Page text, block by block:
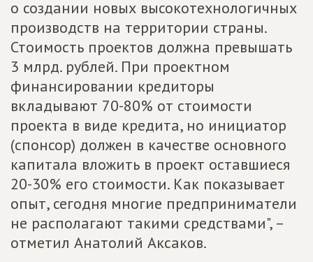
о создании новых высокотехнологичных
производств на территории страны.
Стоимость проектов должна превышать
3 млрд. рублей. При проектном
финансировании кредиторы
вкладывают 70-80% от стоимости
проекта в виде кредита, но инициатор
(спонсор) должен в качестве основного
капитала вложить в проект оставшиеся
20-30% его стоимости. Как показывает
опыт, сегодня многие предприниматели
не располагают такими средствами", –
отметил Анатолий Аксаков.